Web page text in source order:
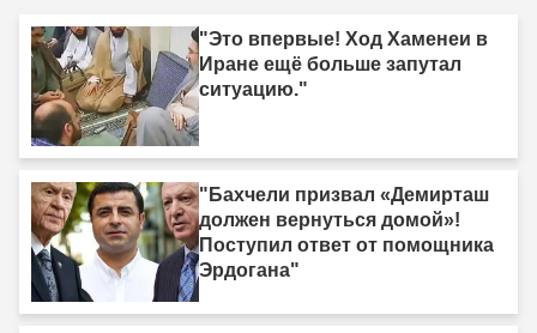
"Это впервые! Ход Хаменеи в
Иране ещё больше запутал
ситуацию."
"Бахчели призвал «Демирташ
должен вернуться домой»!
Поступил ответ от помощника
Эрдогана"